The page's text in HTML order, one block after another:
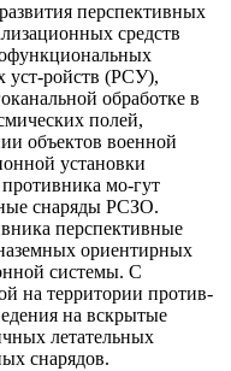
перспективных
средств
уст-ройств (РСУ),
обработке в
полей,
объектов военной
установки
мо-гут
снаряды РСЗО.
перспективные
ориентирных
системы. С
на территории против-
на вскрытые
летательных
снарядов.